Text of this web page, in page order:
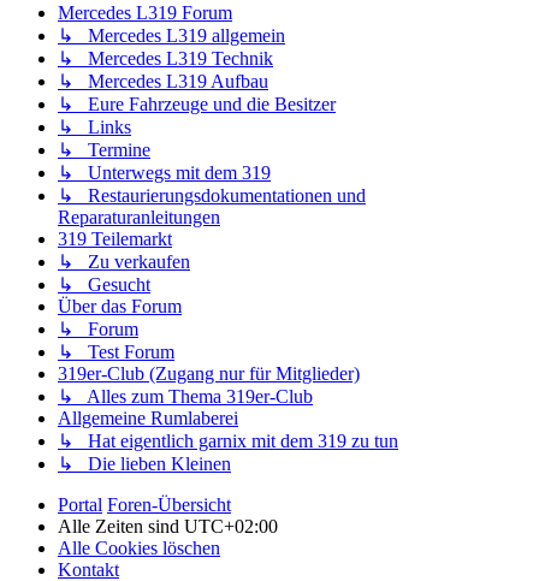
Mercedes L319 Forum
↳ Mercedes L319 allgemein
↳ Mercedes L319 Technik
↳ Mercedes L319 Aufbau
↳ Eure Fahrzeuge und die Besitzer
↳ Links
↳ Termine
↳ Unterwegs mit dem 319
↳ Restaurierungsdokumentationen und
Reparaturanleitungen
319 Teilemarkt
↳ Zu verkaufen
↳ Gesucht
Über das Forum
↳ Forum
↳ Test Forum
319er-Club (Zugang nur für Mitglieder)
↳ Alles zum Thema 319er-Club
Allgemeine Rumlaberei
↳ Hat eigentlich garnix mit dem 319 zu tun
↳ Die lieben Kleinen
Portal Foren-Übersicht
Alle Zeiten sind UTC+02:00
Alle Cookies löschen
Kontakt